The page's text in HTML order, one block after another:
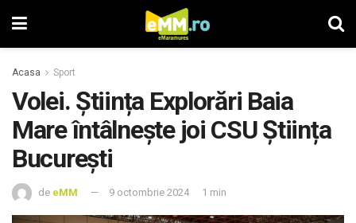
Acasa Sport
Volei. Știința Explorări Baia
Mare întâlnește joi CSU Știința
București
de eMM 9 octombrie 2024 1 min